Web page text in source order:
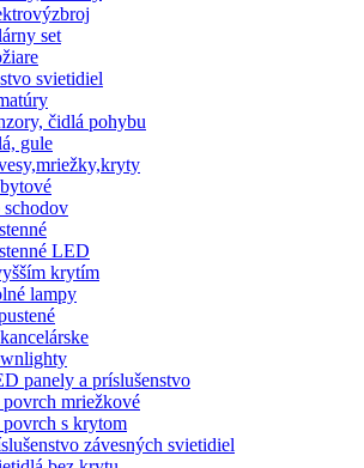
set
svietidiel
čidlá pohybu
gule
schodov
LED
krytím
lampy
panely a príslušenstvo
povrch mriežkové
povrch s krytom
závesných svietidiel